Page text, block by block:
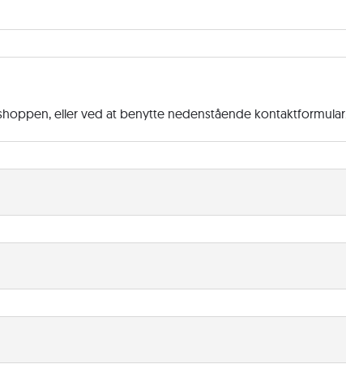
eller ved at benytte nedenstående kontaktformular.